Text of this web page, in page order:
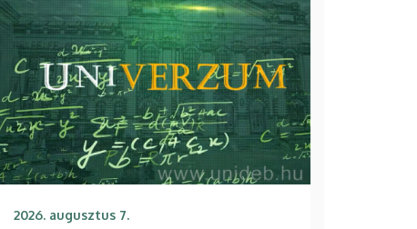
2026. augusztus 7.